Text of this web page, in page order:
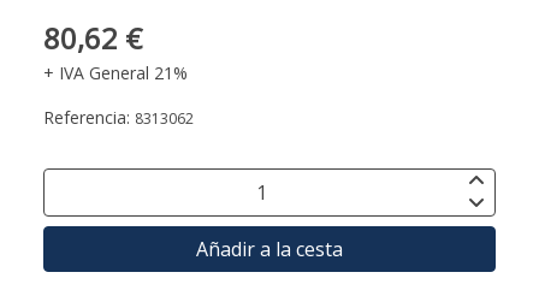
80,62 €
+ IVA General 21%
Referencia: 8313062
Añadir a la cesta